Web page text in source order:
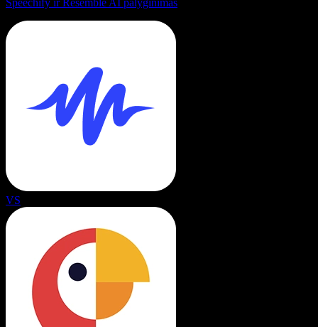
Speechify ir Resemble AI palyginimas
VS